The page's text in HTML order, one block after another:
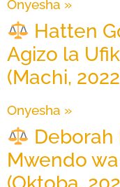
Onyesha »
Hatten
Agizo la
(Machi,
Onyesha »
Deborah
Mwendo